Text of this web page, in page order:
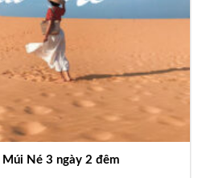
Múi Né 3 ngày 2 đêm